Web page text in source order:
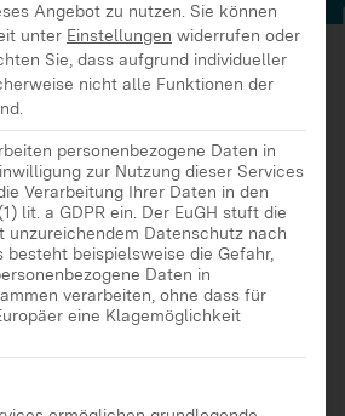
für die
mit den Pädagogischen
und Freiburg hat die
Angebot zu nutzen. Sie können
unter Einstellungen widerrufen oder
Sie, dass aufgrund individueller
nicht alle Funktionen der
personenbezogene Daten in
zur Nutzung dieser Services
Verarbeitung Ihrer Daten in den
lit. a GDPR ein. Der EuGH stuft die
unzureichendem Datenschutz nach
besteht beispielsweise die Gefahr,
Daten in
verarbeiten, ohne dass für
eine Klagemöglichkeit
der Service-Gruppen, für die eine